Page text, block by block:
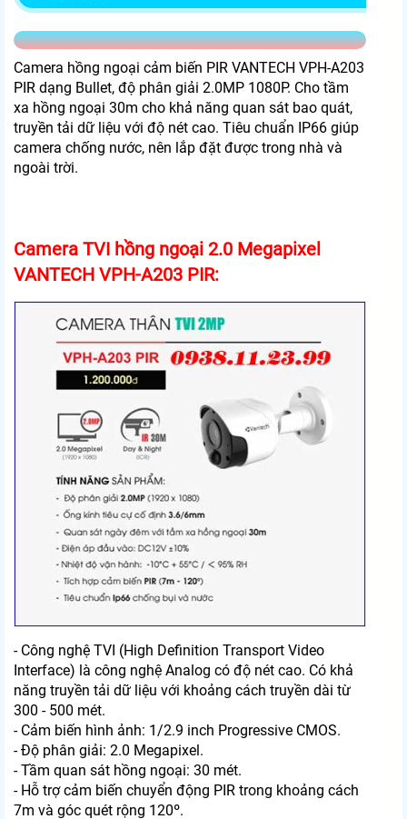
Camera hồng ngoại cảm biến PIR VANTECH VPH-A203
PIR dạng Bullet, độ phân giải 2.0MP 1080P. Cho tầm
xa hồng ngoại 30m cho khả năng quan sát bao quát,
truyền tải dữ liệu với độ nét cao. Tiêu chuẩn IP66 giúp
camera chống nước, nên lắp đặt được trong nhà và
ngoài trời.
Camera TVI hồng ngoại 2.0 Megapixel
VANTECH VPH-A203 PIR:
- Công nghệ TVI (High Definition Transport Video
Interface) là công nghệ Analog có độ nét cao. Có khả
năng truyền tải dữ liệu với khoảng cách truyền dài từ
300 - 500 mét.
- Cảm biến hình ảnh: 1/2.9 inch Progressive CMOS.
- Độ phân giải: 2.0 Megapixel.
- Tầm quan sát hồng ngoại: 30 mét.
- Hỗ trợ cảm biến chuyển động PIR trong khoảng cách
7m và góc quét rộng 120º.